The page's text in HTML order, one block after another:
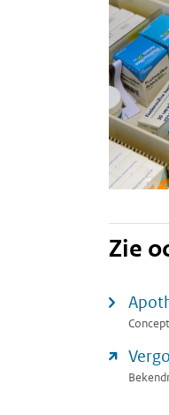
Zie
Concept